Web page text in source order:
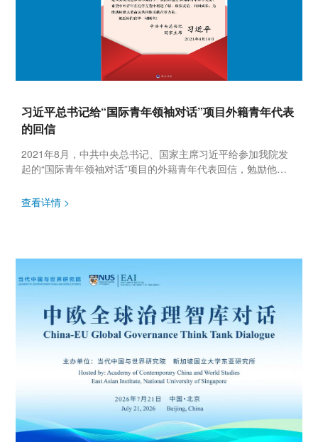
习近平总书记给“国际青年领袖对话”项目外籍青年代表
的回信
2021年8月，中共中央总书记、国家主席习近平给参加我院发
起的“国际青年领袖对话”项目的外籍青年代表回信，勉励他们
社...
查看详情 >